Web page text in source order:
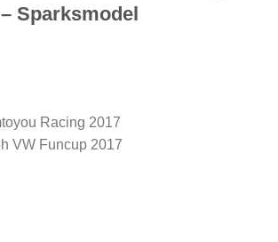
Sparksmodel
Racing 2017
VW Funcup 2017